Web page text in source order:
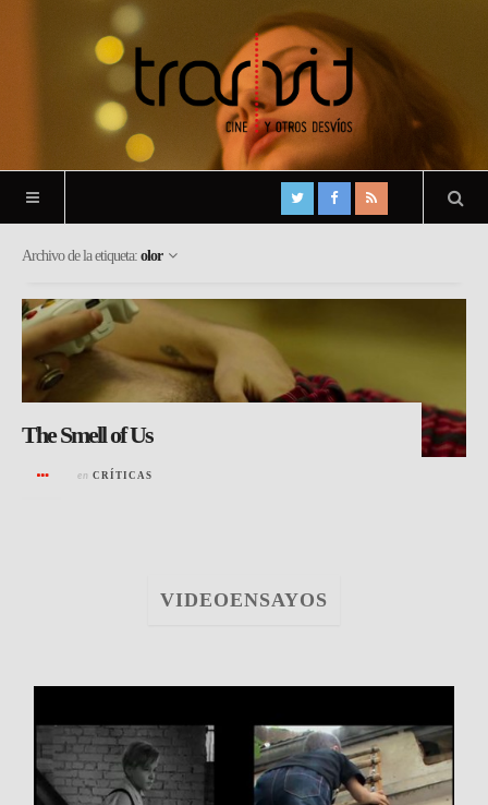
Archivo de la etiqueta: olor
The Smell of Us
en CRÍTICAS
VIDEOENSAYOS